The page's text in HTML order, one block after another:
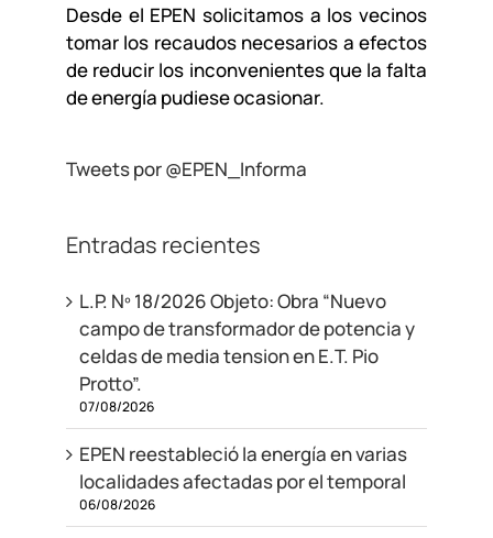
Desde el EPEN solicitamos a los vecinos
tomar los recaudos necesarios a efectos
de reducir los inconvenientes que la falta
de energía pudiese ocasionar.
Tweets por @EPEN_Informa
Entradas recientes
L.P. Nº 18/2026 Objeto: Obra “Nuevo
campo de transformador de potencia y
celdas de media tension en E.T. Pio
Protto”.
07/08/2026
EPEN reestableció la energía en varias
localidades afectadas por el temporal
06/08/2026